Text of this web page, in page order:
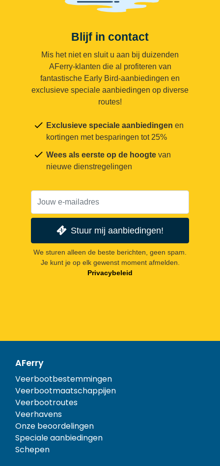
Blijf in contact
Mis het niet en sluit u aan bij duizenden
AFerry-klanten die al profiteren van
fantastische Early Bird-aanbiedingen en
exclusieve speciale aanbiedingen op diverse
routes!
Exclusieve speciale aanbiedingen en
kortingen met besparingen tot 25%
Wees als eerste op de hoogte van
nieuwe dienstregelingen
Stuur mij aanbiedingen!
We sturen alleen de beste berichten, geen spam.
Je kunt je op elk gewenst moment afmelden.
Privacybeleid
AFerry
Veerbootbestemmingen
Veerbootmaatschappijen
Veerbootroutes
Veerhavens
Onze beoordelingen
Speciale aanbiedingen
Schepen